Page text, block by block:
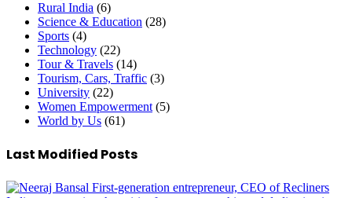
Rural India (6)
Science & Education (28)
Sports (4)
Technology (22)
Tour & Travels (14)
Tourism, Cars, Traffic (3)
University (22)
Women Empowerment (5)
World by Us (61)
Last Modified Posts